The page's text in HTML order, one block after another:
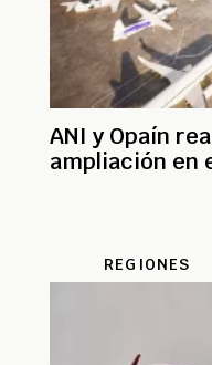
ANI y Opaín
ampliación en
REGIONES